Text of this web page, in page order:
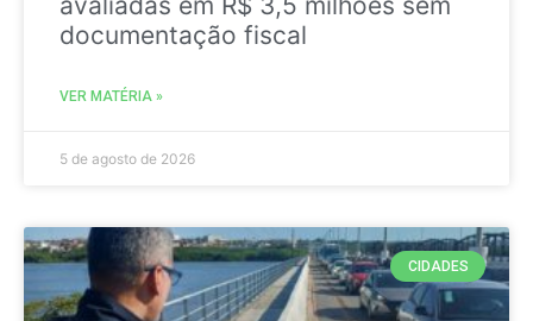
documentação fiscal
VER MATÉRIA »
5 de agosto de 2026
CIDADES